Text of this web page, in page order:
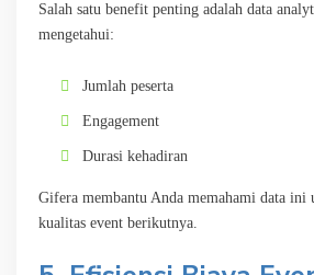
Salah satu benefit penting adalah data
mengetahui:
Jumlah peserta
Engagement
Durasi kehadiran
Gifera membantu Anda memahami data ini
kualitas event berikutnya.